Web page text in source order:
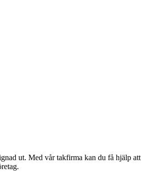
ut. Med vår takfirma kan du få hjälp att